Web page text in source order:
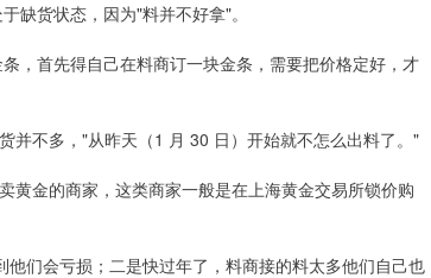
缺货状态，因为"料并不好拿"。
，首先得自己在料商订一块金条，需要把价格定好，才
并不多，"从昨天（1 月 30 日）开始就不怎么出料了。"
黄金的商家，这类商家一般是在上海黄金交易所锁价购
们会亏损；二是快过年了，料商接的料太多他们自己也